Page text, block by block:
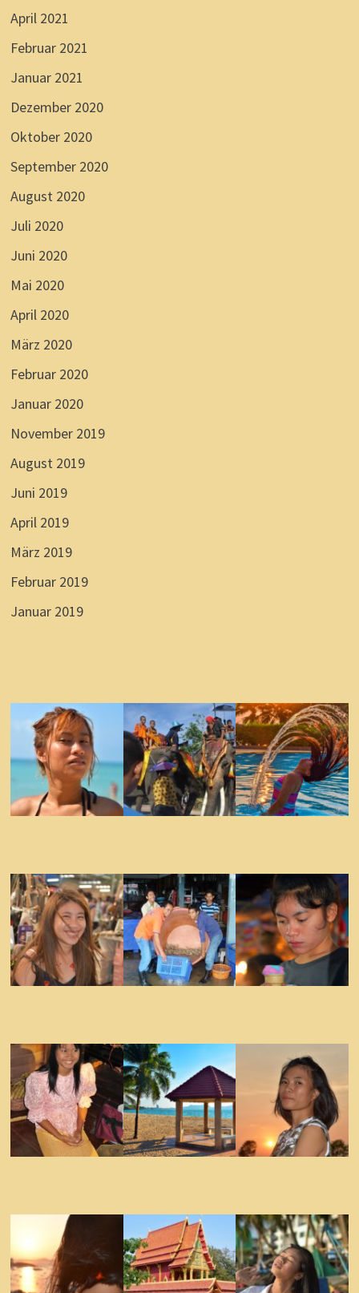
April 2021
Februar 2021
Januar 2021
Dezember 2020
Oktober 2020
September 2020
August 2020
Juli 2020
Juni 2020
Mai 2020
April 2020
März 2020
Februar 2020
Januar 2020
November 2019
August 2019
Juni 2019
April 2019
März 2019
Februar 2019
Januar 2019